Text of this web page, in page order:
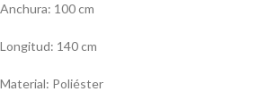
Anchura: 100 cm
Longitud: 140 cm
Material: Poliéster